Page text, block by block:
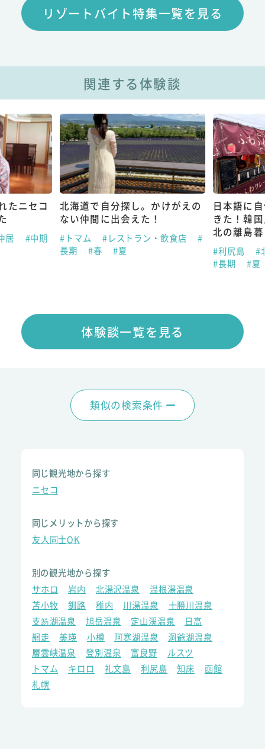
リゾートバイト特集一覧を見る
関連する体験談
たニセコ
居 #中期
北海道で自分探し。かけがえの
ない仲間に出会えた！
#トマム #レストラン・飲食店
#
長期
#春 #夏
日本語に
きた！韓
北の離島
#利尻島
#
#長期
#夏
体験談一覧を見る
類似の検索条件
同じ観光地から探す
ニセコ
同じメリットから探す
友人同士OK
別の観光地から探す
サホロ
岩内 北湯沢温泉
温根湯温泉
苫小牧
釧路 稚内 川湯温泉
十勝川温泉
支笏湖温泉
旭岳温泉 定山渓温泉
日高
網走
美瑛 小樽 阿寒湖温泉
洞爺湖温泉
層雲峡温泉
登別温泉 富良野
ルスツ
トマム
キロロ 礼文島 利尻島 知床
函館
札幌